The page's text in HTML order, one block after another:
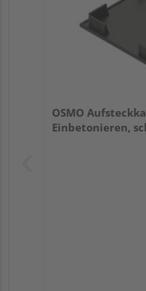
OSMO
Einbetonieren,